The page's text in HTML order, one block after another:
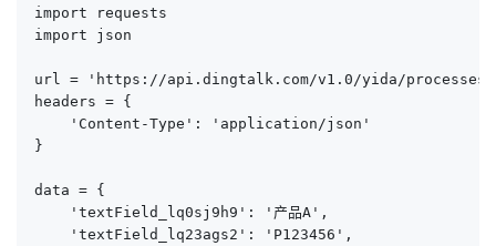
import requests
import json
url = 'https://api.dingtalk.com/v1.0/yida/
headers = {
    'Content-Type': 'application/json'
}
data = {
    'textField_lq0sj9h9': '产品A',
    'textField_lq23ags2': 'P123456',